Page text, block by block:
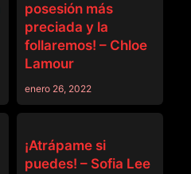
posesión más
preciada y la
follaremos! – Chloe
Lamour
enero 26, 2022
¡Atrápame si
puedes! – Sofia Lee